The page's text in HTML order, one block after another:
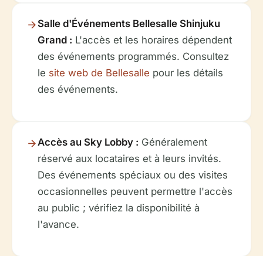
Salle d'Événements Bellesalle Shinjuku
Grand : L'accès et les horaires dépendent
des événements programmés. Consultez
le site web de Bellesalle pour les détails
des événements.
Accès au Sky Lobby : Généralement
réservé aux locataires et à leurs invités.
Des événements spéciaux ou des visites
occasionnelles peuvent permettre l'accès
au public ; vérifiez la disponibilité à
l'avance.